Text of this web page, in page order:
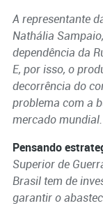
A representante
Nathália
dependência da
E, por isso, o
decorrência do
problema com a
mercado mundial.
Pensando
Superior de
Brasil tem de
garantir o